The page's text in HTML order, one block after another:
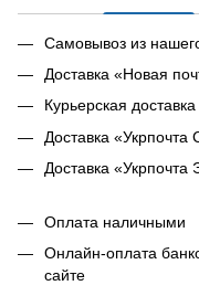
Самовывоз из
Доставка «Новая
Курьерская
Доставка «Укрпочта
Доставка «Укрпочта
Оплата наличными
Онлайн-оплата
сайте